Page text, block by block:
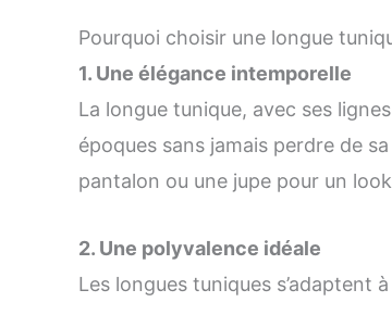
Pourquoi choisir une longue
1. Une élégance intemporelle
La longue tunique, avec ses
époques sans jamais perdre de
pantalon ou une jupe pour un
2. Une polyvalence idéale
Les longues tuniques s’adaptent